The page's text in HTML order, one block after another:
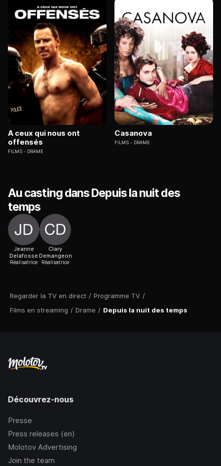
Regarder la TV en direct / Programme TV /
Films en streaming / Drame / Depuis la nuit des temps
A ceux qui nous ont
offensés
FILMS DRAME
Casanova
FILMS DRAME
Au casting dans Depuis la nuit des
temps
Jeanne
Delafosse
Réalisatrice
Clary
Demangeon
Réalisatrice
Découvrez-nous
Presse
Press releases (en)
Molotov Advertising
Join the team